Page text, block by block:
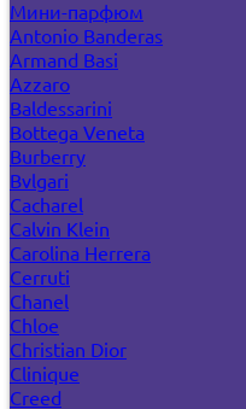
Мини-парфюм
Antonio Banderas
Armand Basi
Azzaro
Baldessarini
Bottega Veneta
Burberry
Bvlgari
Cacharel
Calvin Klein
Carolina Herrera
Cerruti
Chanel
Chloe
Christian Dior
Clinique
Creed